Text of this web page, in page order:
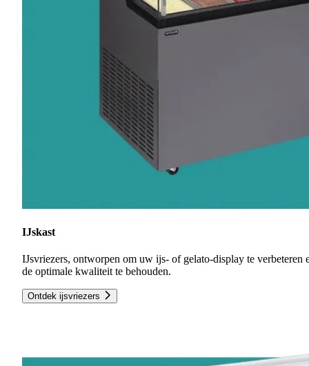
IJskast
IJsvriezers, ontworpen om uw ijs- of gelato-display te verbeteren
de optimale kwaliteit te behouden.
Ontdek ijsvriezers